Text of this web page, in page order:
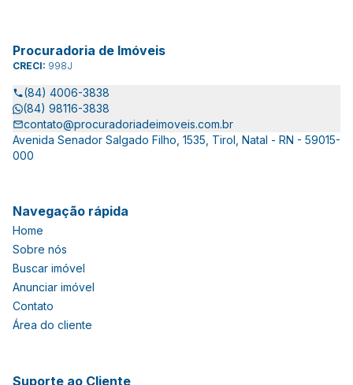
Procuradoria de Imóveis
CRECI: 998J
(84) 4006-3838
(84) 98116-3838
contato@procuradoriadeimoveis.com.br
Avenida Senador Salgado Filho, 1535, Tirol, Natal - RN - 59015-
000
Navegação rápida
Home
Sobre nós
Buscar imóvel
Anunciar imóvel
Contato
Área do cliente
Suporte ao Cliente